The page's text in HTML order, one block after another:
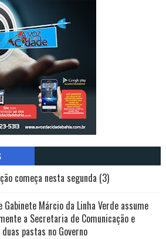
começa nesta segunda (3)
Gabinete Márcio da Linha Verde assume
a Secretaria de Comunicação e
pastas no Governo